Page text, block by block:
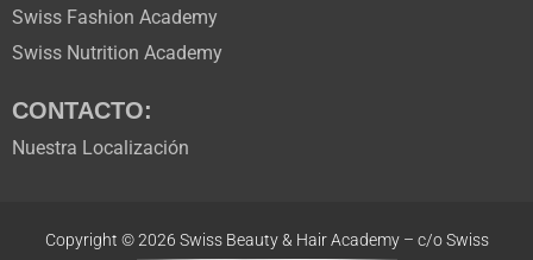
Swiss Fashion Academy
Swiss Nutrition Academy
CONTACTO:
Nuestra Localización
Copyright © 2026 Swiss Beauty & Hair Academy – c/o Swiss